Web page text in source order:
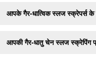
आपके गैर-धात्विक स्लज स्क्रेपर्स के
आपकी गैर-धातु चेन स्लज स्क्रेपिंग